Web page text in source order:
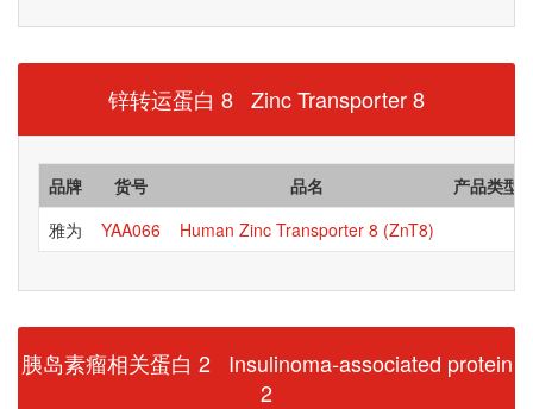
锌转运蛋白 8 Zinc Transporter 8
品牌 货号 品名
产品类型
雅为
YAA066 Human Zinc Transporter 8 (ZnT8)
胰岛素瘤相关蛋白 2 Insulinoma-associated protein
2